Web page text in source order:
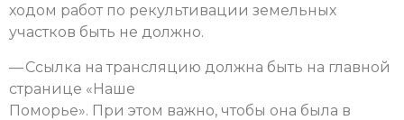
ходом работ по рекультивации земельных
участков быть не должно.
— Ссылка на трансляцию должна быть на главной
странице «Наше
Поморье». При этом важно, чтобы она была в